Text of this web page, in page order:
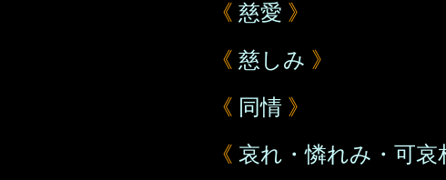
《 慈愛 》
《 慈しみ 》
《 同情 》
《 哀れ・憐れみ・可哀